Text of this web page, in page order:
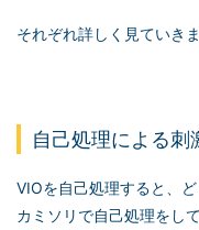
それぞれ詳しく見ていきま
自己処理による刺
VIOを自己処理すると、
カミソリで自己処理をし